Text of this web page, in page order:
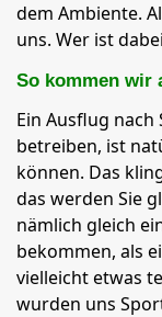
dem Ambiente.
uns. Wer ist
So kommen wir
Ein Ausflug
betreiben, ist
können. Das
das werden Sie
nämlich gleich
bekommen, als
vielleicht etwas
wurden uns